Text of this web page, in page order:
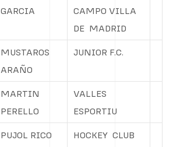
GARCIA
CAMPO VILLA
DE MADRID
MUSTAROS
ARAÑO
JUNIOR F.C.
MARTIN
PERELLO
VALLES
ESPORTIU
PUJOL RICO HOCKEY CLUB